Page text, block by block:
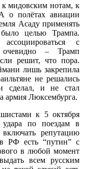
мидовским нотам, к
о полётах авиации
Асаду применять
целью Трампа.
с
очевидно – Трамп
решит, что пора.
лишь закрепила
не решались
сделал, и не стал
армия Люксембурга.
к 5 октября
по поездам в
репутацию
РФ есть “путин” с
в любой момент
всем русским